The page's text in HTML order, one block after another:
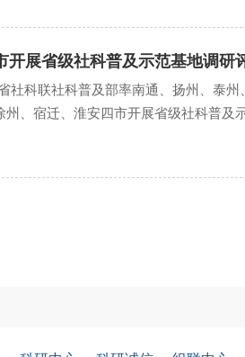
开展省级社科普及示范基地调研
社科联社科普及部率南通、扬州、泰
、宿迁、淮安四市开展省级社科普及
级社科普及示范基地调研考查计划的一